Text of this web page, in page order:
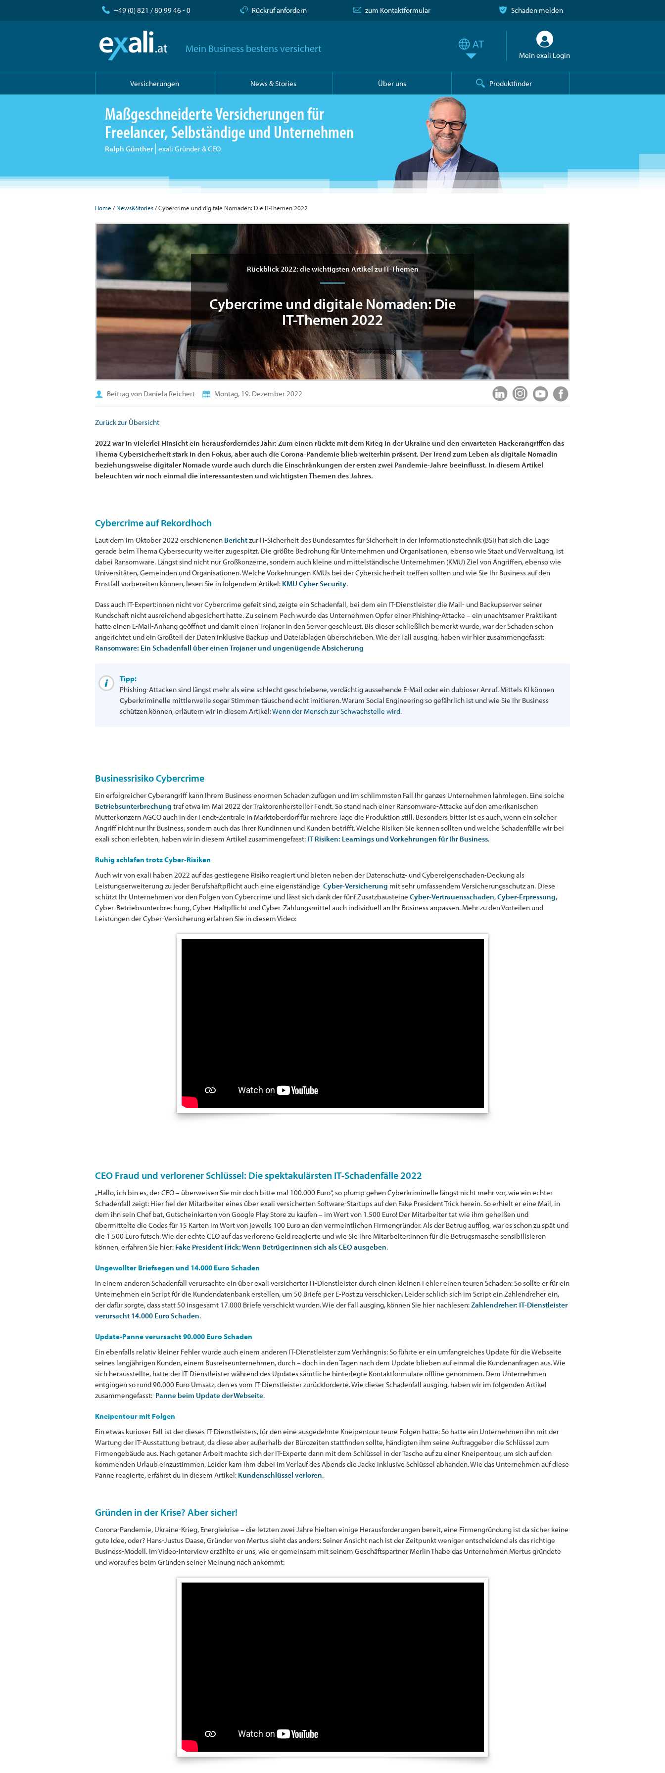
+49 (0) 821 / 80 99 46 - 0 Rückruf anfordern zum Kontaktformular Schaden melden
Mein Business bestens versichert
Mein exali Login
Versicherungen News & Stories Über uns Produktfinder
Maßgeschneiderte Versicherungen für
Freelancer, Selbständige und Unternehmen
Ralph Günther exali Gründer & CEO
Home /News&Stories/ Cybercrime und digitale Nomaden: Die IT-Themen 2022
Rückblick 2022: die wichtigsten Artikel zu IT-Themen
Cybercrime und digitale Nomaden: Die
IT-Themen 2022
Beitrag von Daniela Reichert Montag, 19. Dezember 2022
Zurück zur Übersicht
2022 war in vielerlei Hinsicht ein herausforderndes Jahr: Zum einen rückte mit dem Krieg in der Ukraine und den erwarteten Hackerangriffen das
Thema Cybersicherheit stark in den Fokus, aber auch die Corona-Pandemie blieb weiterhin präsent. Der Trend zum Leben als digitale Nomadin
beziehungsweise digitaler Nomade wurde auch durch die Einschränkungen der ersten zwei Pandemie-Jahre beeinflusst. In diesem Artikel
beleuchten wir noch einmal die interessantesten und wichtigsten Themen des Jahres.
Cybercrime auf Rekordhoch
Laut dem im Oktober 2022 erschienenen Berichtzur IT-Sicherheit des Bundesamtes für Sicherheit in der Informationstechnik (BSI) hat sich die Lage
gerade beim Thema Cybersecurity weiter zugespitzt. Die größte Bedrohung für Unternehmen und Organisationen, ebenso wie Staat und Verwaltung, ist
dabei Ransomware. Längst sind nicht nur Großkonzerne, sondern auch kleine und mittelständische Unternehmen (KMU) Ziel von Angriffen, ebenso wie
Universitäten, Gemeinden und Organisationen. Welche Vorkehrungen KMUs bei der Cybersicherheit treffen sollten und wie Sie Ihr Business auf den
Ernstfall vorbereiten können, lesen Sie in folgendem Artikel: KMU Cyber Security.
Dass auch IT-Expert:innen nicht vor Cybercrime gefeit sind, zeigte ein Schadenfall, bei dem ein IT-Dienstleister die Mail- und Backupserver seiner
Kundschaft nicht ausreichend abgesichert hatte. Zu seinem Pech wurde das Unternehmen Opfer einer Phishing-Attacke – ein unachtsamer Praktikant
hatte einen E-Mail-Anhang geöffnet und damit einen Trojaner in den Server geschleust. Bis dieser schließlich bemerkt wurde, war der Schaden schon
angerichtet und ein Großteil der Daten inklusive Backup und Dateiablagen überschrieben. Wie der Fall ausging, haben wir hier zusammengefasst:
Ransomware: Ein Schadenfall über einen Trojaner und ungenügende Absicherung
Tipp:
Phishing-Attacken sind längst mehr als eine schlecht geschriebene, verdächtig aussehende E-Mail oder ein dubioser Anruf. Mittels KI können
Cyberkriminelle mittlerweile sogar Stimmen täuschend echt imitieren. Warum Social Engineering so gefährlich ist und wie Sie Ihr Business
schützen können, erläutern wir in diesem Artikel:Wenn der Mensch zur Schwachstelle wird.
Businessrisiko Cybercrime
Ein erfolgreicher Cyberangriff kann Ihrem Business enormen Schaden zufügen und im schlimmsten Fall Ihr ganzes Unternehmen lahmlegen. Eine solche
Betriebsunterbrechung traf etwa im Mai 2022 der Traktorenhersteller Fendt. So stand nach einer Ransomware-Attacke auf den amerikanischen
Mutterkonzern AGCO auch in der Fendt-Zentrale in Marktoberdorf für mehrere Tage die Produktion still. Besonders bitter ist es auch, wenn ein solcher
Angriff nicht nur Ihr Business, sondern auch das Ihrer Kundinnen und Kunden betrifft. Welche Risiken Sie kennen sollten und welche Schadenfälle wir bei
exali schon erlebten, haben wir in diesem Artikel zusammengefasst: IT Risiken: Learnings und Vorkehrungen für Ihr Business.
Ruhig schlafen trotz Cyber-Risiken
Auch wir von exali haben 2022 auf das gestiegene Risiko reagiert und bieten neben der Datenschutz- und Cybereigenschaden-Deckung als
Leistungserweiterung zu jeder Berufshaftpflicht auch eine eigenständige Cyber-Versicherung mit sehr umfassendem Versicherungsschutz an. Diese
schützt Ihr Unternehmen vor den Folgen von Cybercrime und lässt sich dank der fünf Zusatzbausteine Cyber-Vertrauensschaden,Cyber-Erpressung,
Cyber-Betriebsunterbrechung, Cyber-Haftpflicht und Cyber-Zahlungsmittel auch individuell an Ihr Business anpassen. Mehr zu den Vorteilen und
Leistungen der Cyber-Versicherung erfahren Sie in diesem Video:
CEO Fraud und verlorener Schlüssel: Die spektakulärsten IT-Schadenfälle 2022
„Hallo, ich bin es, der CEO – überweisen Sie mir doch bitte mal 100.000 Euro“, so plump gehen Cyberkriminelle längst nicht mehr vor, wie ein echter
Schadenfall zeigt: Hier fiel der Mitarbeiter eines über exali versicherten Software-Startups auf den Fake President Trick herein. So erhielt er eine Mail, in
dem ihn sein Chef bat, Gutscheinkarten von Google Play Store zu kaufen – im Wert von 1.500 Euro! Der Mitarbeiter tat wie ihm geheißen und
übermittelte die Codes für 15 Karten im Wert von jeweils 100 Euro an den vermeintlichen Firmengründer. Als der Betrug aufflog, war es schon zu spät und
die 1.500 Euro futsch. Wie der echte CEO auf das verlorene Geld reagierte und wie Sie Ihre Mitarbeiter:innen für die Betrugsmasche sensibilisieren
können, erfahren Sie hier: Fake President Trick: Wenn Betrüger:innen sich als CEO ausgeben.
Ungewollter Briefsegen und 14.000 Euro Schaden
In einem anderen Schadenfall verursachte ein über exali versicherter IT-Dienstleister durch einen kleinen Fehler einen teuren Schaden: So sollte er für ein
Unternehmen ein Script für die Kundendatenbank erstellen, um 50 Briefe per E-Post zu verschicken. Leider schlich sich im Script ein Zahlendreher ein,
der dafür sorgte, dass statt 50 insgesamt 17.000 Briefe verschickt wurden. Wie der Fall ausging, können Sie hier nachlesen:Zahlendreher: IT-Dienstleister
verursacht 14.000 Euro Schaden.
Update-Panne verursacht 90.000 Euro Schaden
Ein ebenfalls relativ kleiner Fehler wurde auch einem anderen IT-Dienstleister zum Verhängnis: So führte er ein umfangreiches Update für die Webseite
seines langjährigen Kunden, einem Busreiseunternehmen, durch – doch in den Tagen nach dem Update blieben auf einmal die Kundenanfragen aus. Wie
sich herausstellte, hatte der IT-Dienstleister während des Updates sämtliche hinterlegte Kontaktformulare offline genommen. Dem Unternehmen
entgingen so rund 90.000 Euro Umsatz, den es vom IT-Dienstleister zurückforderte. Wie dieser Schadenfall ausging, haben wir im folgenden Artikel
zusammengefasst: Panne beim Update der Webseite.
Kneipentour mit Folgen
Ein etwas kurioser Fall ist der dieses IT-Dienstleisters, für den eine ausgedehnte Kneipentour teure Folgen hatte: So hatte ein Unternehmen ihn mit der
Wartung der IT-Ausstattung betraut, da diese aber außerhalb der Bürozeiten stattfinden sollte, händigten ihm seine Auftraggeber die Schlüssel zum
Firmengebäude aus. Nach getaner Arbeit machte sich der IT-Experte dann mit dem Schlüssel in der Tasche auf zu einer Kneipentour, um sich auf den
kommenden Urlaub einzustimmen. Leider kam ihm dabei im Verlauf des Abends die Jacke inklusive Schlüssel abhanden. Wie das Unternehmen auf diese
Panne reagierte, erfährst du in diesem Artikel: Kundenschlüssel verloren.
Gründen in der Krise? Aber sicher!
Corona-Pandemie, Ukraine-Krieg, Energiekrise – die letzten zwei Jahre hielten einige Herausforderungen bereit, eine Firmengründung ist da sicher keine
gute Idee, oder? Hans-Justus Daase, Gründer von Mertus sieht das anders: Seiner Ansicht nach ist der Zeitpunkt weniger entscheidend als das richtige
Business-Modell. Im Video-Interview erzählte er uns, wie er gemeinsam mit seinem Geschäftspartner Merlin Thabe das Unternehmen Mertus gründete
und worauf es beim Gründen seiner Meinung nach ankommt: